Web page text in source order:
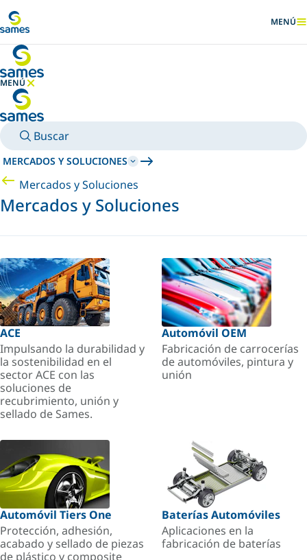
MENÚ
MENÚ
OCULTAR MENÚ
Buscar
MERCADOS Y SOLUCIONES
Mercados y Soluciones
Mercados y Soluciones
ACE
Impulsando la durabilidad y
la sostenibilidad en el
sector ACE con las
soluciones de
recubrimiento, unión y
sellado de Sames.
Automóvil OEM
Fabricación de carrocerías
de automóviles, pintura y
unión
Automóvil Tiers One
Protección, adhesión,
acabado y sellado de piezas
de plástico y composite
Baterías Automóviles
Aplicaciones en la
fabricación de baterías